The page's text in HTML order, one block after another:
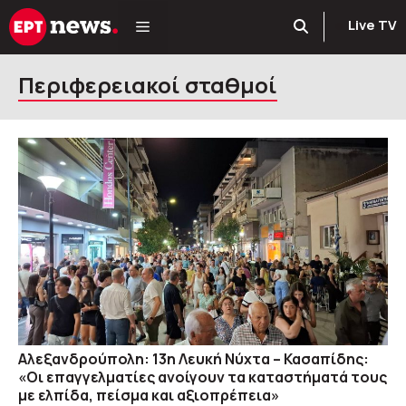
Μετάβαση
σε
Live TV
Περιφερειακοί σταθμοί
Αλεξανδρούπολη: 13η Λευκή Νύχτα – Κασαπίδης:
«Οι επαγγελματίες ανοίγουν τα καταστήματά τους
με ελπίδα, πείσμα και αξιοπρέπεια»